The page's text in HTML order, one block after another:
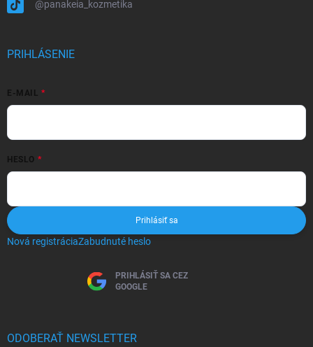
@panakeia_kozmetika
PRIHLÁSENIE
E-MAIL
HESLO
Prihlásiť sa
Nová registráciaZabudnuté heslo
PRIHLÁSIŤ SA CEZ
GOOGLE
ODOBERAŤ NEWSLETTER